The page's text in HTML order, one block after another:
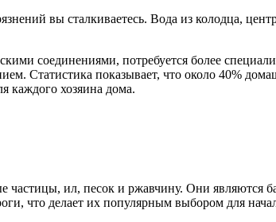
вы сталкиваетесь. Вода из колодца,
соединениями, потребуется более
Статистика показывает, что около 40%
каждого хозяина дома.
ил, песок и ржавчину. Они являются
что делает их популярным выбором для